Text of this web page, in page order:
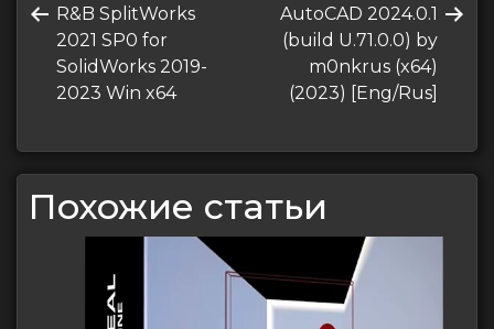
по
записям
Предыдущая
запись
R&B SplitWorks
2021 SP0 for
SolidWorks 2019-
2023 Win x64
Следующая
запись
AutoCAD 2024.0.1
(build U.71.0.0) by
m0nkrus (x64)
(2023) [Eng/Rus]
Похожие статьи